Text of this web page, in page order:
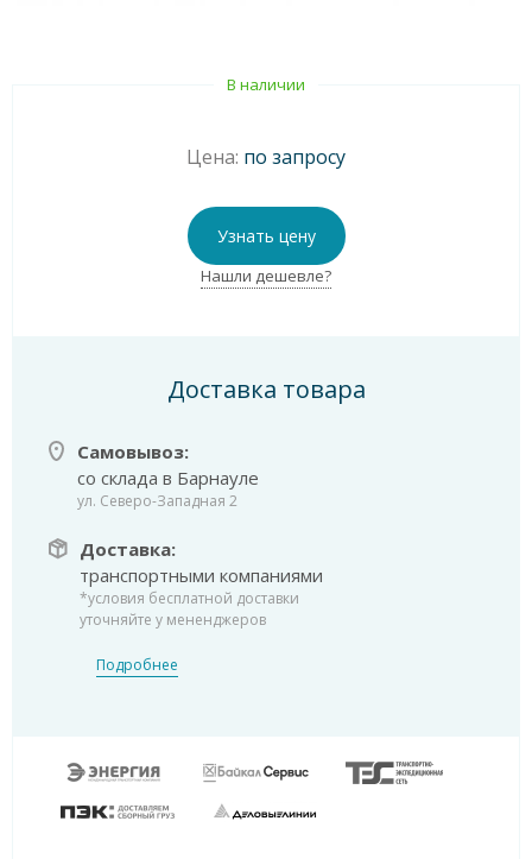
В наличии
Цена: по запросу
Узнать цену
Нашли дешевле?
Доставка товара
Самовывоз:
со склада в Барнауле
ул. Северо-Западная 2
Доставка:
транспортными компаниями
*условия бесплатной доставки
уточняйте у мененджеров
Подробнее